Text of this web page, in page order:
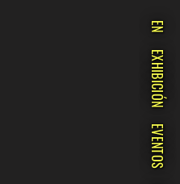
EN
EXHIBICIÓN
EVENTOS